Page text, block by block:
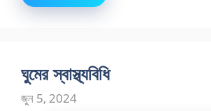
ঘুমের স্বাস্থ্যবিধি
জুন 5, 2024